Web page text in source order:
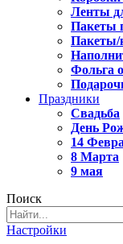
Ленты
Пакеты
Пакеты/
Фольга
Праздники
Свадьба
День
14
8 Марта
9 мая
Поиск
Настройки